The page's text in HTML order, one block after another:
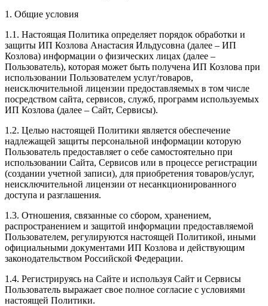
1. Общие условия
1.1. Настоящая Политика определяет порядок обработки и
защиты ИП Козлова Анастасия Ильдусовна (далее – ИП
Козлова) информации о физических лицах (далее –
Пользователь), которая может быть получена ИП Козлова при
использовании Пользователем услуг/товаров,
неисключительной лицензии предоставляемых в том числе
посредством сайта, сервисов, служб, программ используемых
ИП Козлова (далее – Сайт, Сервисы).
1.2. Целью настоящей Политики является обеспечение
надлежащей защиты персональной информации которую
Пользователь предоставляет о себе самостоятельно при
использовании Сайта, Сервисов или в процессе регистрации
(создании учетной записи), для приобретения товаров/услуг,
неисключительной лицензии от несанкционированного
доступа и разглашения.
1.3. Отношения, связанные со сбором, хранением,
распространением и защитой информации предоставляемой
Пользователем, регулируются настоящей Политикой, иными
официальными документами ИП Козловa и действующим
законодательством Российской Федерации.
1.4. Регистрируясь на Сайте и используя Сайт и Сервисы
Пользователь выражает свое полное согласие с условиями
настоящей Политики.